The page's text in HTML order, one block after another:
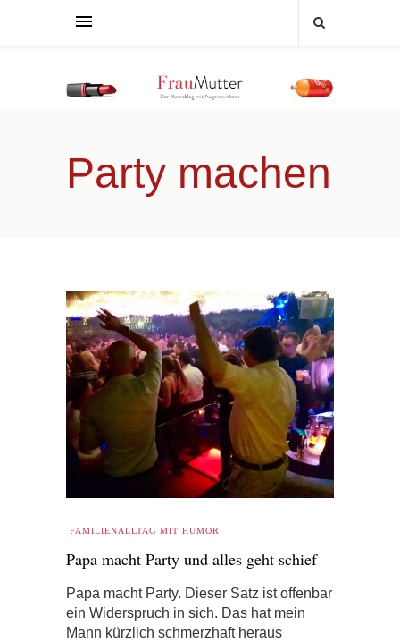
Party machen
FAMILIENALLTAG MIT HUMOR
Papa macht Party und alles geht schief
Papa macht Party. Dieser Satz ist offenbar
ein Widerspruch in sich. Das hat mein
Mann kürzlich schmerzhaft heraus